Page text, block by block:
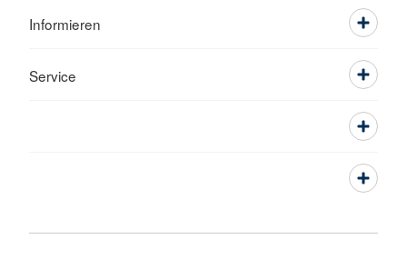
Informieren
Service